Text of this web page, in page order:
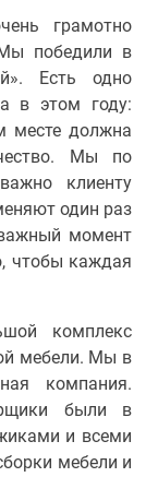
грамотно
победили в
Есть одно
в этом году:
месте должна
Мы по
клиенту
один раз
момент
чтобы каждая
комплекс
мебели. Мы в
компания.
были в
и всеми
мебели и